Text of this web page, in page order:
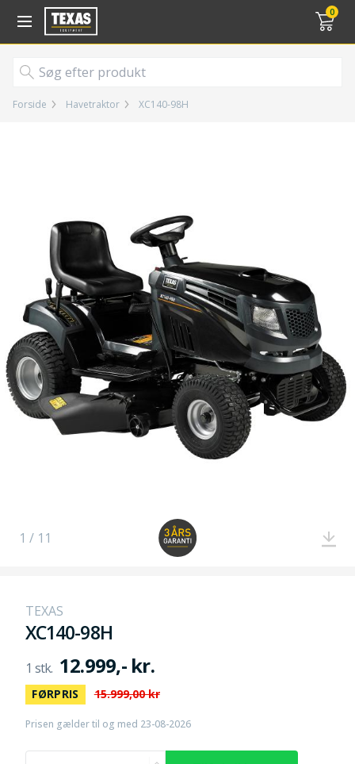
0
Gå til kurv (
Forside Havetraktor XC140-98H
1 / 11
TEXAS
XC140-98H
12.999,- kr.
FØRPRIS 15.999,00 kr
Prisen gælder til og med 23-08-2026